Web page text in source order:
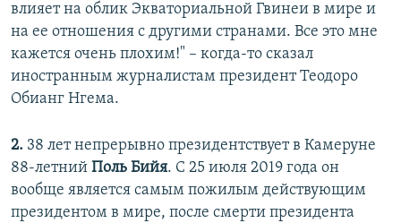
влияет на облик Экваториальной Гвинеи в мире и
на ее отношения с другими странами. Все это мне
кажется очень плохим!" – когда-то сказал
иностранным журналистам президент Теодоро
Обианг Нгема.
2. 38 лет непрерывно президентствует в Камеруне
88-летний Поль Бийя. С 25 июля 2019 года он
вообще является самым пожилым действующим
президентом в мире, после смерти президента